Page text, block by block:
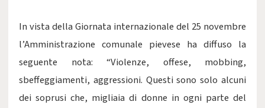
In vista della Giornata internazionale del 25 novembre
l’Amministrazione comunale pievese ha diffuso la
seguente nota: “Violenze, offese, mobbing,
sbeffeggiamenti, aggressioni. Questi sono solo alcuni
dei soprusi che, migliaia di donne in ogni parte del